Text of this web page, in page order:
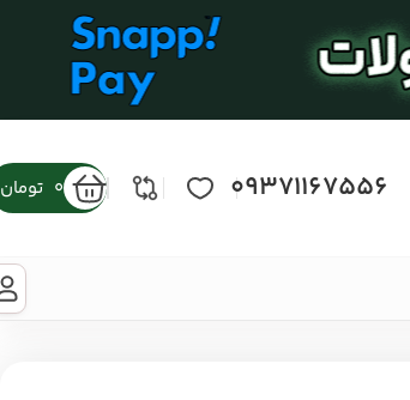
09371167556
0 تومان